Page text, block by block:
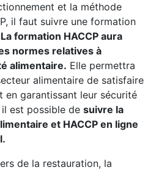
et la méthode
il faut suivre une formation
La formation HACCP aura
normes relatives à
alimentaire. Elle permettra
alimentaire de satisfaire
en garantissant leur sécurité
est possible de suivre la
et HACCP en ligne
de la restauration, la